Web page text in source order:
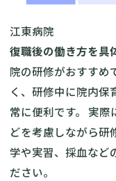
江東病院
復職後の働き方を具
院の研修がおすすめ
く、研修中に院内保
常に便利です。 実
どを考慮しながら研
学や実習、採血など
ださい。